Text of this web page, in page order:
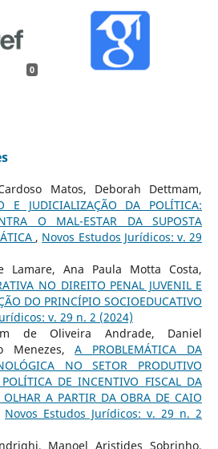
0
Matos, Deborah Dettmam,
E JUDICIALIZAÇÃO DA POLÍTICA:
O MAL-ESTAR DA SUPOSTA
, Novos Estudos Jurí­dicos: v. 29
Lamare, Ana Paula Motta Costa,
NO DIREITO PENAL JUVENIL E
DO PRINCÍPIO SOCIOEDUCATIVO
v. 29 n. 2 (2024)
de Oliveira Andrade, Daniel
Menezes,A PROBLEMÁTICA DA
NO SETOR PRODUTIVO
DE INCENTIVO FISCAL DA
A PARTIR DA OBRA DE CAIO
Novos Estudos Jurí­dicos: v. 29 n. 2
Manoel Aristides Sobrinho,